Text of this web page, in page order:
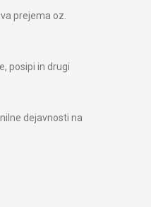
prejema oz.
posipi in drugi
dejavnosti na